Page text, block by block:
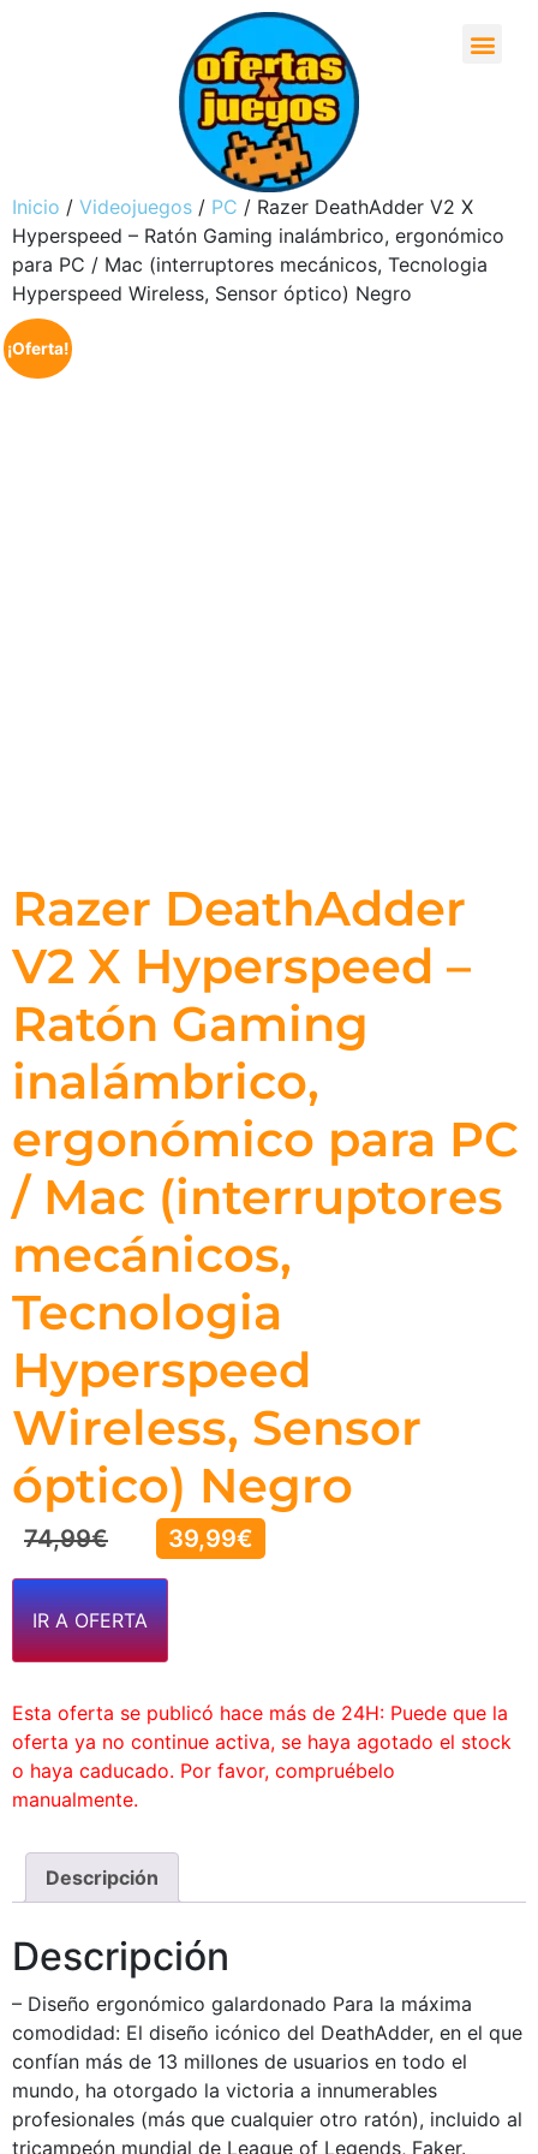
Inicio / Videojuegos / PC / Razer DeathAdder V2 X
Hyperspeed – Ratón Gaming inalámbrico, ergonómico
para PC / Mac (interruptores mecánicos, Tecnologia
Hyperspeed Wireless, Sensor óptico) Negro
¡Oferta!
Razer DeathAdder
V2 X Hyperspeed –
Ratón Gaming
inalámbrico,
ergonómico para PC
/ Mac (interruptores
mecánicos,
Tecnologia
Hyperspeed
Wireless, Sensor
óptico) Negro
74,99€ 39,99€
IR A OFERTA
Esta oferta se publicó hace más de 24H: Puede que la
oferta ya no continue activa, se haya agotado el stock
o haya caducado. Por favor, compruébelo
manualmente.
Descripción
Descripción
– Diseño ergonómico galardonado Para la máxima
comodidad: El diseño icónico del DeathAdder, en el que
confían más de 13 millones de usuarios en todo el
mundo, ha otorgado la victoria a innumerables
profesionales (más que cualquier otro ratón), incluido al
tricampeón mundial de League of Legends, Faker.